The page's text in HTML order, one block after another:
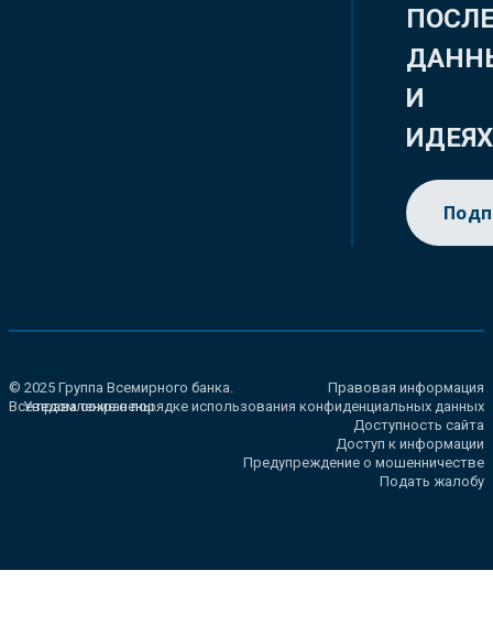
И
ИДЕЯХ
© 2025 Группа Всемирного банка.
Все права сохранены.
Правовая информация
Уведомление о порядке использования конфиденциальных данных
Доступность сайта
Доступ к информации
Предупреждение о мошенничестве
Подать жалобу